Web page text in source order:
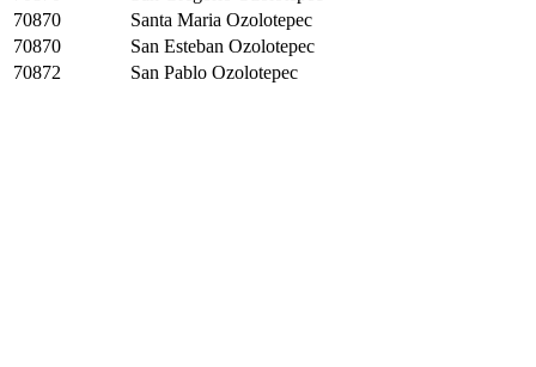
70870
Santa Maria Ozolotepec
70870
San Esteban Ozolotepec
70872
San Pablo Ozolotepec